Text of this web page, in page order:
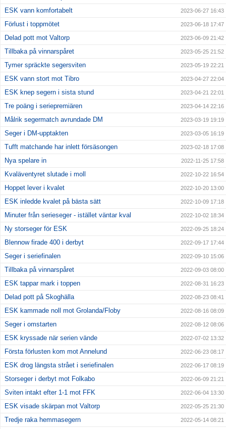
ESK vann komfortabelt 2023-06-27 16:43
Förlust i toppmötet 2023-06-18 17:47
Delad pott mot Valtorp 2023-06-09 21:42
Tillbaka på vinnarspåret 2023-05-25 21:52
Tymer spräckte segersviten 2023-05-19 22:21
ESK vann stort mot Tibro 2023-04-27 22:04
ESK knep segern i sista stund 2023-04-21 22:01
Tre poäng i seriepremiären 2023-04-14 22:16
Målrik segermatch avrundade DM 2023-03-19 19:19
Seger i DM-upptakten 2023-03-05 16:19
Tufft matchande har inlett försäsongen 2023-02-18 17:08
Nya spelare in 2022-11-25 17:58
Kvaläventyret slutade i moll 2022-10-22 16:54
Hoppet lever i kvalet 2022-10-20 13:00
ESK inledde kvalet på bästa sätt 2022-10-09 17:18
Minuter från serieseger - istället väntar kval 2022-10-02 18:34
Ny storseger för ESK 2022-09-25 18:24
Blennow firade 400 i derbyt 2022-09-17 17:44
Seger i seriefinalen 2022-09-10 15:06
Tillbaka på vinnarspåret 2022-09-03 08:00
ESK tappar mark i toppen 2022-08-31 16:23
Delad pott på Skoghälla 2022-08-23 08:41
ESK kammade noll mot Grolanda/Floby 2022-08-16 08:09
Seger i omstarten 2022-08-12 08:06
ESK kryssade när serien vände 2022-07-02 13:32
Första förlusten kom mot Annelund 2022-06-23 08:17
ESK drog längsta strået i seriefinalen 2022-06-17 08:19
Storseger i derbyt mot Folkabo 2022-06-09 21:21
Sviten intakt efter 1-1 mot FFK 2022-06-04 13:30
ESK visade skärpan mot Valtorp 2022-05-25 21:30
Tredje raka hemmasegern 2022-05-14 08:21